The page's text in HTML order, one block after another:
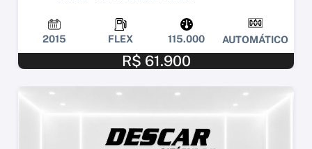
2015 FLEX 115.000 AUTOMÁTICO
R$ 61.900